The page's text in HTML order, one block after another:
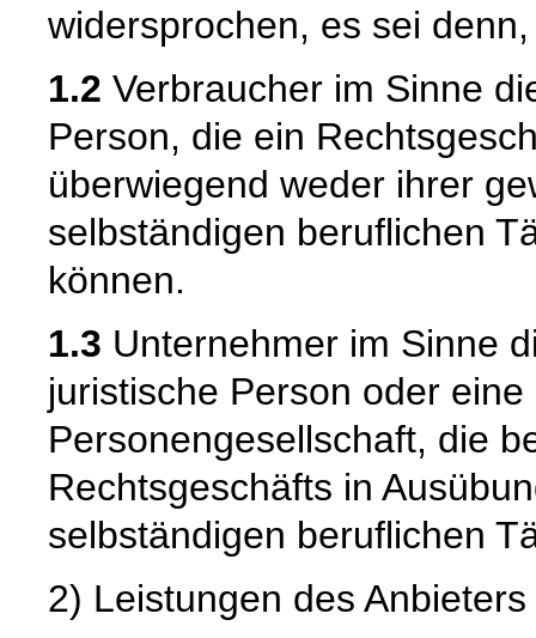
widersprochen, es sei
1.2 Verbraucher im Sinne
Person, die ein
überwiegend weder ihrer
selbständigen beruflichen
können.
1.3 Unternehmer im Sinne
juristische Person oder
Personengesellschaft, die
Rechtsgeschäfts in
selbständigen beruflichen
2) Leistungen des Anbieters